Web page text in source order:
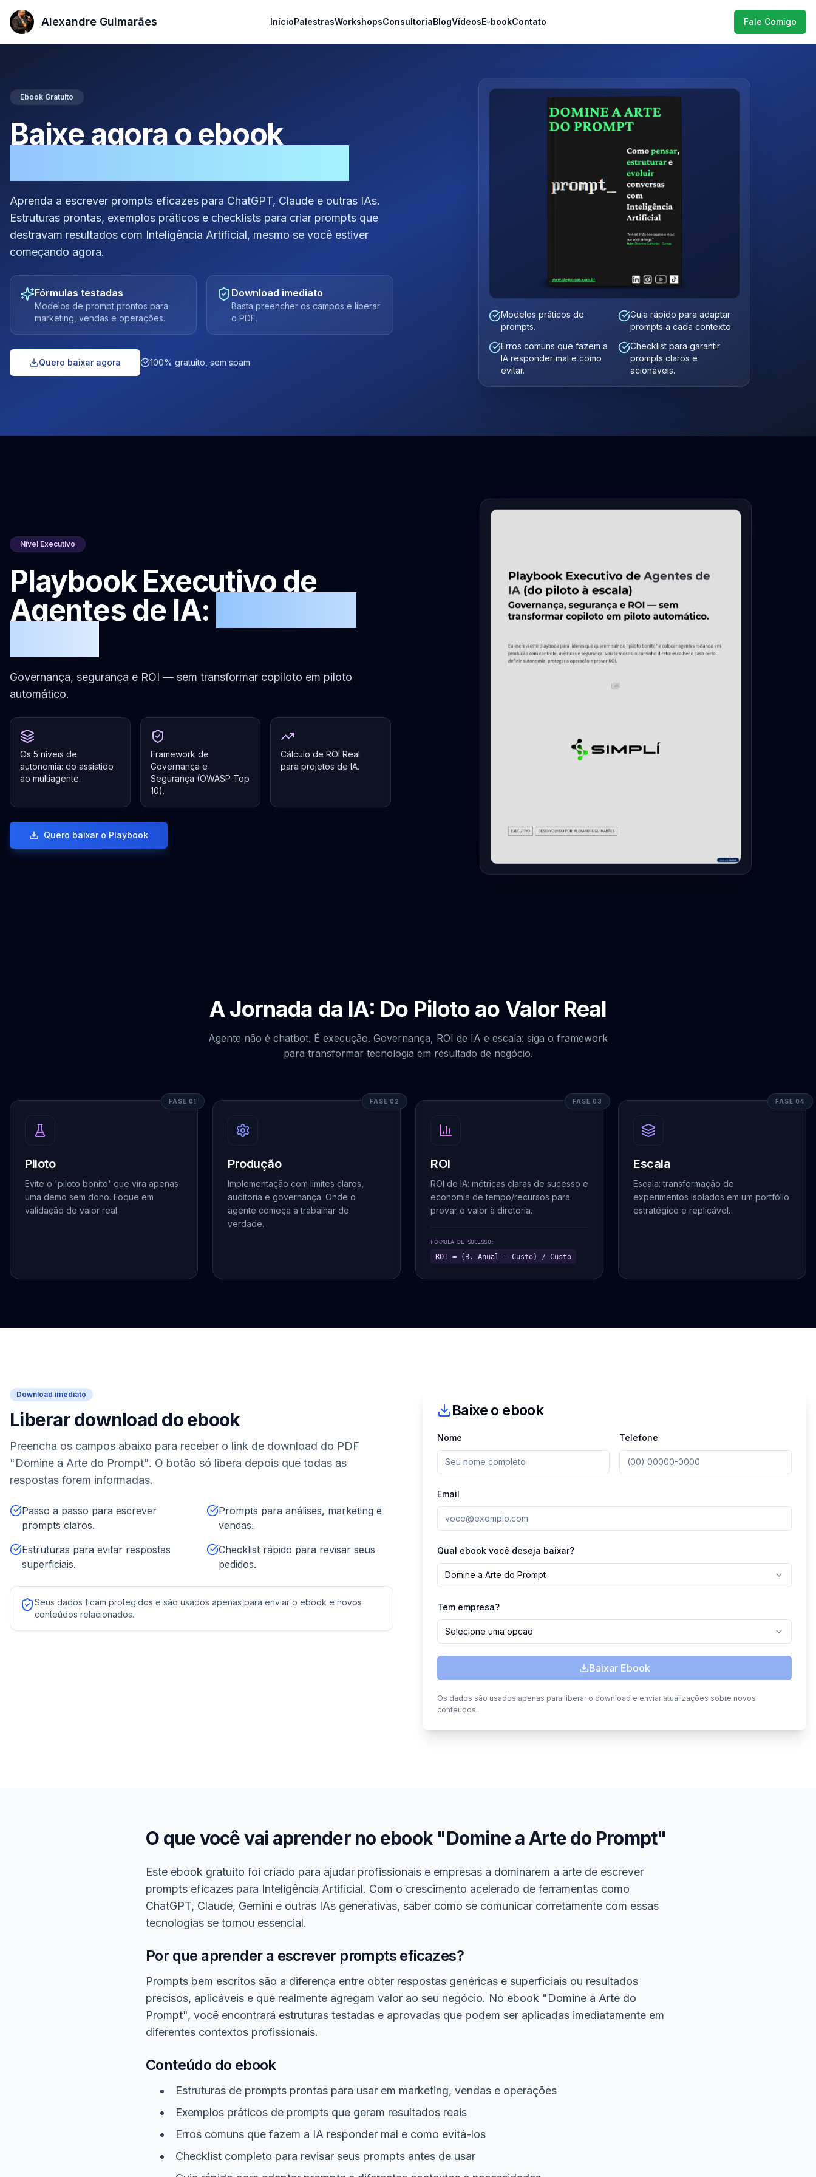
Alexandre Guimarães
Alexandre Guimarães InícioPalestrasWorkshopsConsultoriaBlogVídeosE-bookContato Fale Comigo
Ebook Gratuito
Baixe agora o ebook
Aprenda a escrever prompts eficazes para ChatGPT, Claude e outras IAs.
Estruturas prontas, exemplos práticos e checklists para criar prompts que
destravam resultados com Inteligência Artificial, mesmo se você estiver
começando agora.
Fórmulas testadas
Modelos de prompt prontos para
marketing, vendas e operações.
Download imediato
Basta preencher os campos e liberar
o PDF.
Quero baixar agora 100% gratuito, sem spam
Modelos práticos de
prompts.
Guia rápido para adaptar
prompts a cada contexto.
Erros comuns que fazem a
IA responder mal e como
evitar.
Checklist para garantir
prompts claros e
acionáveis.
Nível Executivo
Playbook Executivo de
Agentes de IA:
Governança, segurança e ROI — sem transformar copiloto em piloto
automático.
Os 5 níveis de
autonomia: do assistido
ao multiagente.
Framework de
Governança e
Segurança (OWASP Top
10).
Cálculo de ROI Real
para projetos de IA.
Quero baixar o Playbook
A Jornada da IA: Do Piloto ao Valor Real
Agente não é chatbot. É execução. Governança, ROI de IA e escala: siga o framework
para transformar tecnologia em resultado de negócio.
FASE 01
Piloto
Evite o 'piloto bonito' que vira apenas
uma demo sem dono. Foque em
validação de valor real.
FASE 02
Produção
Implementação com limites claros,
auditoria e governança. Onde o
agente começa a trabalhar de
verdade.
FASE 03
ROI
ROI de IA: métricas claras de sucesso e
economia de tempo/recursos para
provar o valor à diretoria.
FÓRMULA DE SUCESSO:
ROI = (B. Anual - Custo) / Custo
FASE 04
Escala
Escala: transformação de
experimentos isolados em um portfólio
estratégico e replicável.
Download imediato
Liberar download do ebook
Preencha os campos abaixo para receber o link de download do PDF
"Domine a Arte do Prompt". O botão só libera depois que todas as
respostas forem informadas.
Passo a passo para escrever
prompts claros.
Prompts para análises, marketing e
vendas.
Estruturas para evitar respostas
superficiais.
Checklist rápido para revisar seus
pedidos.
Seus dados ficam protegidos e são usados apenas para enviar o ebook e novos
conteúdos relacionados.
Baixe o ebook
Nome Telefone
Email
Qual ebook você deseja baixar?
Domine a Arte do Prompt
Tem empresa?
Selecione uma opcao
Baixar Ebook
Os dados são usados apenas para liberar o download e enviar atualizações sobre novos
conteúdos.
O que você vai aprender no ebook "Domine a Arte do Prompt"
Este ebook gratuito foi criado para ajudar profissionais e empresas a dominarem a arte de escrever
prompts eficazes para Inteligência Artificial. Com o crescimento acelerado de ferramentas como
ChatGPT, Claude, Gemini e outras IAs generativas, saber como se comunicar corretamente com essas
tecnologias se tornou essencial.
Por que aprender a escrever prompts eficazes?
Prompts bem escritos são a diferença entre obter respostas genéricas e superficiais ou resultados
precisos, aplicáveis e que realmente agregam valor ao seu negócio. No ebook "Domine a Arte do
Prompt", você encontrará estruturas testadas e aprovadas que podem ser aplicadas imediatamente em
diferentes contextos profissionais.
Conteúdo do ebook
Estruturas de prompts prontas para usar em marketing, vendas e operações
Exemplos práticos de prompts que geram resultados reais
Erros comuns que fazem a IA responder mal e como evitá-los
Checklist completo para revisar seus prompts antes de usar